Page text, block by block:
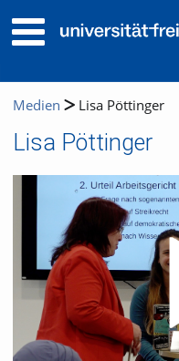
Medien Lisa Pöttinger
Lisa Pöttinger